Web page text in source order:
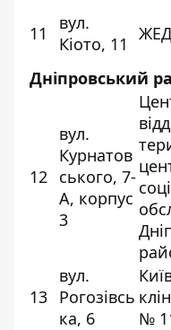
11
вул.
Кіото, 11
Дніпровський
12
вул.
Курнатов
ського, 7-
А, корпус
3
13
вул.
Рогозівсь
ка, 6
№